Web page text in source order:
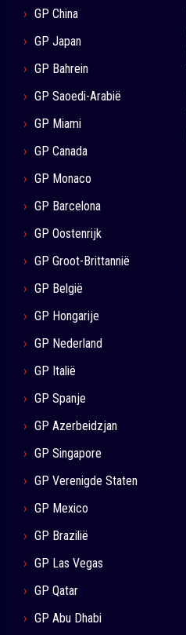
GP China
GP Japan
GP Bahrein
GP Saoedi-Arabië
GP Miami
GP Canada
GP Monaco
GP Barcelona
GP Oostenrijk
GP Groot-Brittannië
GP België
GP Hongarije
GP Nederland
GP Italië
GP Spanje
GP Azerbeidzjan
GP Singapore
GP Verenigde Staten
GP Mexico
GP Brazilië
GP Las Vegas
GP Qatar
GP Abu Dhabi